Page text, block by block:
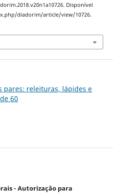
Disponível
diadorim/article/view/10726.
pares: releituras, lápides e
60
- Autorização para